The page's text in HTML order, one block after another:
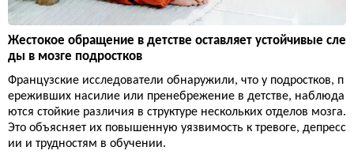
Жестокое обращение в детстве оставляет устойчивые сле
ды в мозге подростков
Французские исследователи обнаружили, что у подростков, п
ереживших насилие или пренебрежение в детстве, наблюда
ются стойкие различия в структуре нескольких отделов мозга.
Это объясняет их повышенную уязвимость к тревоге, депресс
ии и трудностям в обучении.